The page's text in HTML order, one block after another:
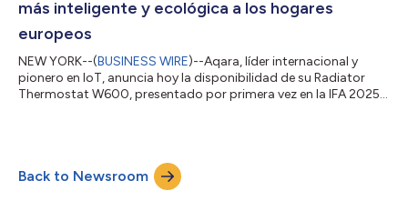
más inteligente y ecológica a los hogares
europeos
NEW YORK--(BUSINESS WIRE)--Aqara, líder internacional y
pionero en IoT, anuncia hoy la disponibilidad de su Radiator
Thermostat W600, presentado por primera vez en la IFA 2025.
protocolo Thread/Zigbee, el W600 transforma los radiadores
tradicionales en sistemas de calefacción inteligentes y
eficientes desde el punto...
Back to Newsroom